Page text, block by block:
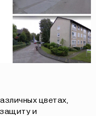
цветах,
и